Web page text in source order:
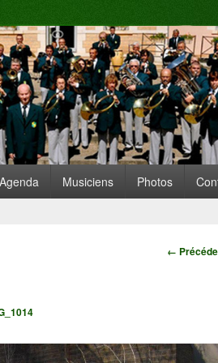
(AIN)
Agenda Musiciens Photos
←